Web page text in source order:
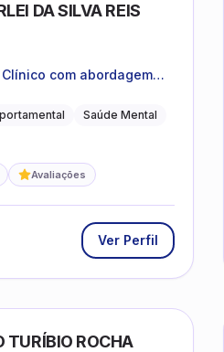
DA SILVA REIS
com abordagem
Saúde Mental
Avaliações
Ver Perfil
TURÍBIO ROCHA